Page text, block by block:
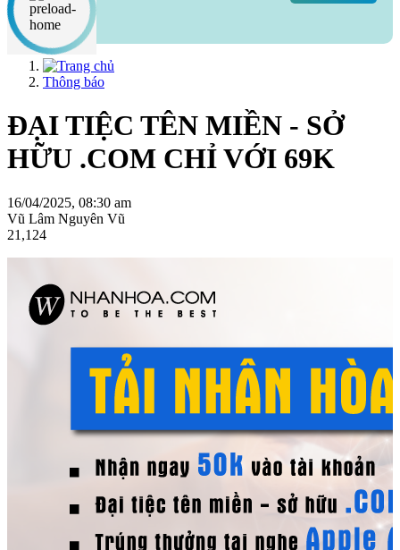
Thông báo
ĐẠI TIỆC TÊN MIỀN - SỞ
HỮU .COM CHỈ VỚI 69K
16/04/2025, 08:30 am
Vũ Lâm Nguyên Vũ
21,124